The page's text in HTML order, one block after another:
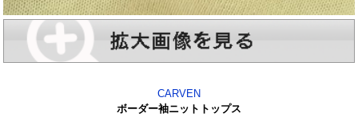
CARVEN
ボーダー袖ニットトップス